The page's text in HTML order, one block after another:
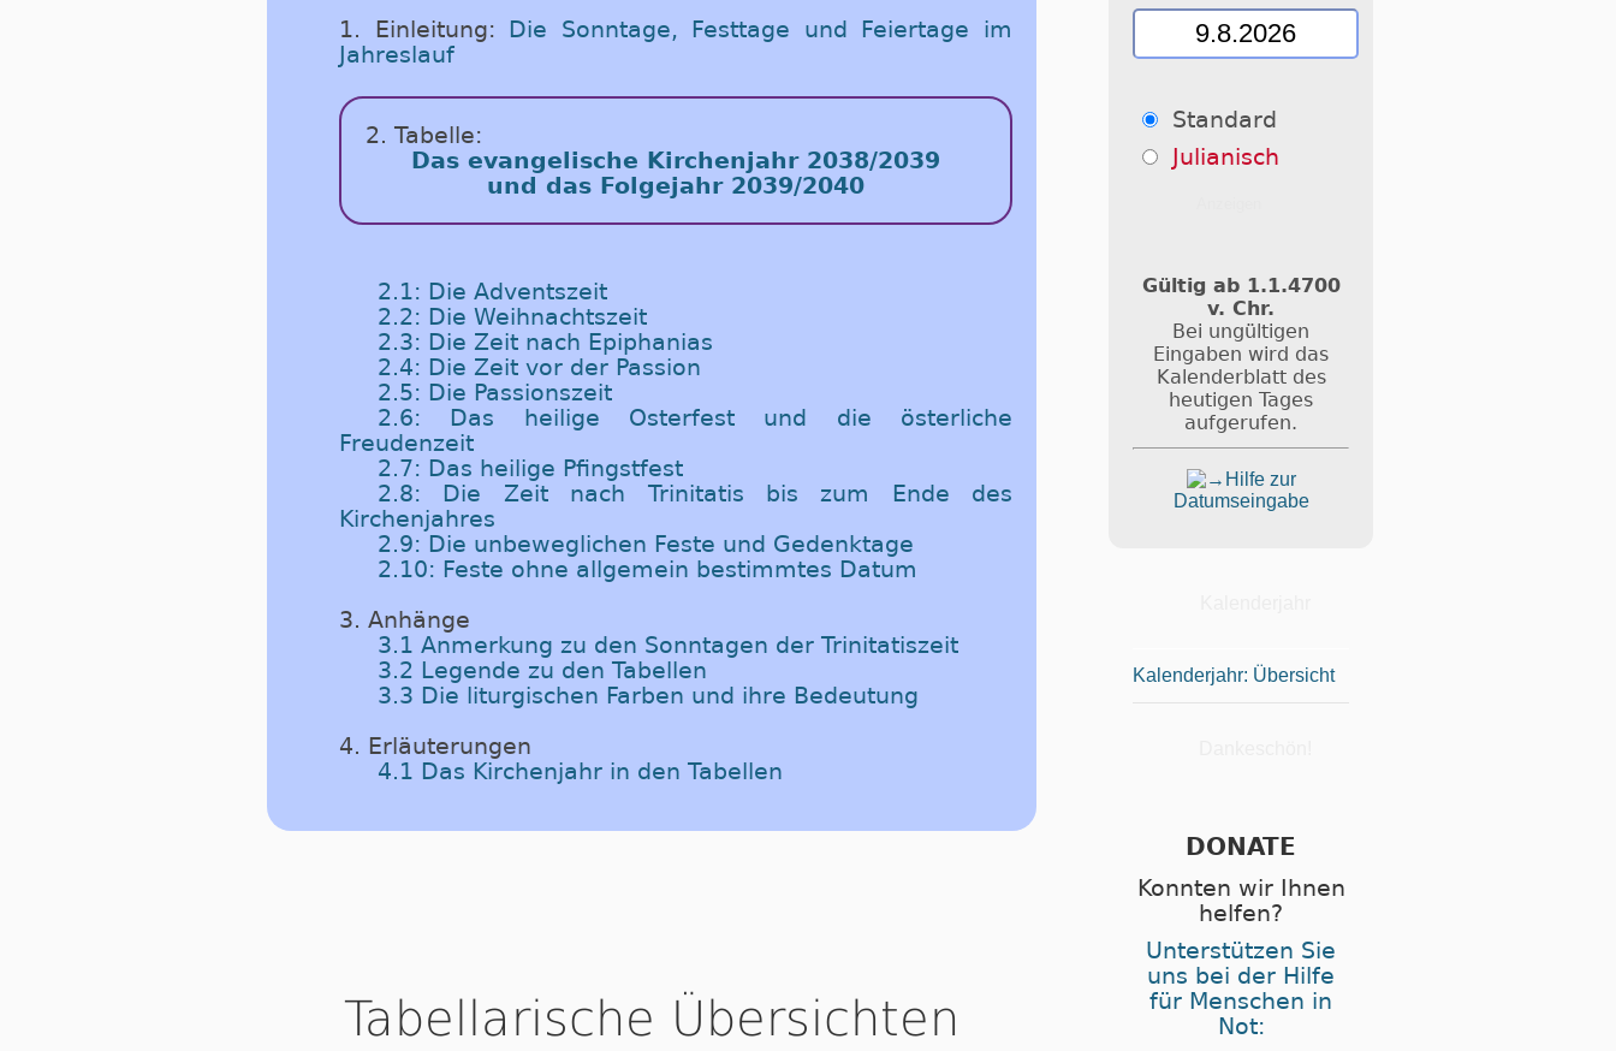
1. Einleitung:
Die Sonntage, Festtage und Feiertage im
Jahreslauf
2. Tabelle:
Das evangelische Kirchenjahr 2038/2039
und das Folgejahr 2039/2040
2.1: Die Adventszeit
2.2: Die Weihnachtszeit
2.3: Die Zeit nach Epiphanias
2.4: Die Zeit vor der Passion
2.5: Die Passionszeit
2.6: Das heilige Osterfest und die österliche
Freudenzeit
2.7: Das heilige Pfingstfest
2.8: Die Zeit nach Trinitatis bis zum Ende des
Kirchenjahres
2.9: Die unbeweglichen Feste und Gedenktage
2.10: Feste ohne allgemein bestimmtes Datum
3. Anhänge
3.1 Anmerkung zu den Sonntagen der Trinitatiszeit
3.2 Legende zu den Tabellen
3.3 Die liturgischen Farben und ihre Bedeutung
4. Erläuterungen
4.1 Das Kirchenjahr in den Tabellen
Tabellarische Übersichten
Standard
Julianisch
Gültig ab 1.1.4700
v. Chr.
Bei ungültigen
Eingaben wird das
Kalenderblatt des
heutigen Tages
aufgerufen.
Hilfe zur
Datumseingabe
Kalenderjahr: Übersicht
DONATE
Konnten wir Ihnen
helfen?
Unterstützen Sie
uns bei der Hilfe
für Menschen in
Not: